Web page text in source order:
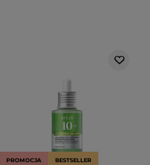
PROMOCJA BESTSELLER